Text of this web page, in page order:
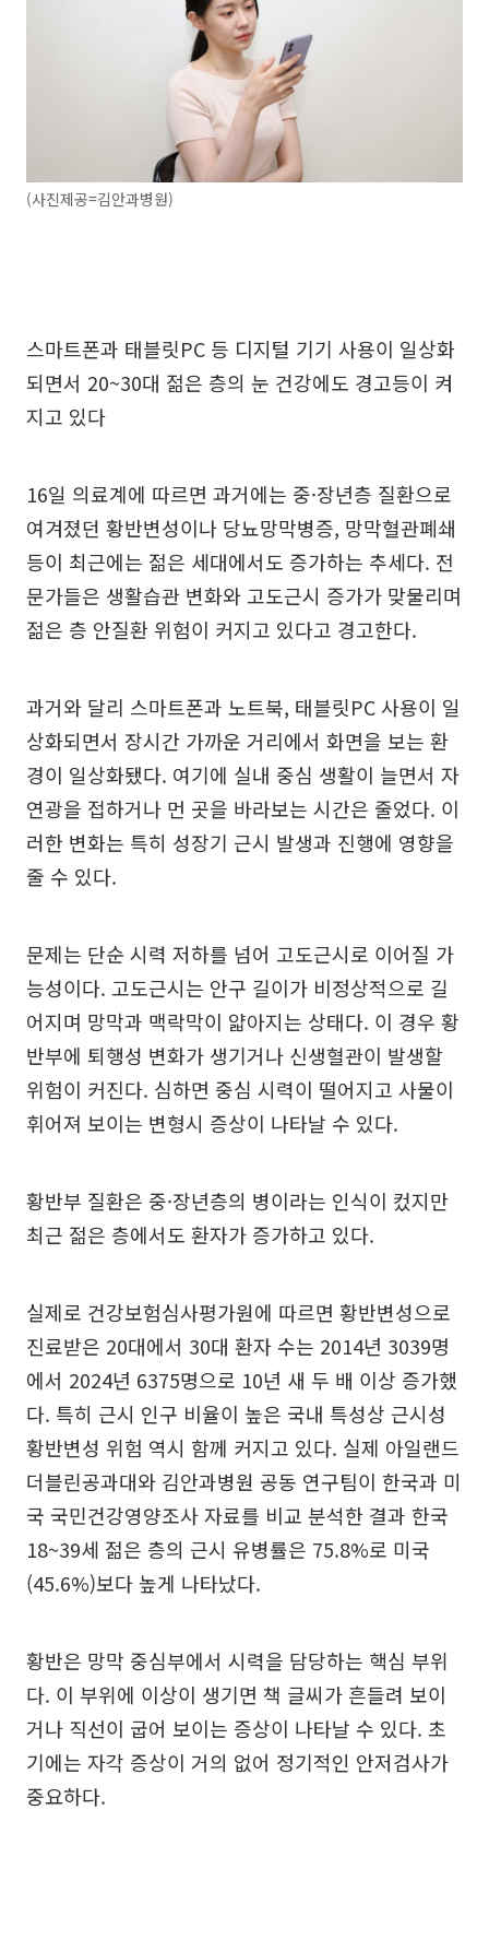
(사진제공=김안과병원)
스마트폰과 태블릿PC 등 디지털 기기 사용이 일상화
되면서 20~30대 젊은 층의 눈 건강에도 경고등이 켜
지고 있다
16일 의료계에 따르면 과거에는 중·장년층 질환으로
여겨졌던 황반변성이나 당뇨망막병증, 망막혈관폐쇄
등이 최근에는 젊은 세대에서도 증가하는 추세다. 전
문가들은 생활습관 변화와 고도근시 증가가 맞물리며
젊은 층 안질환 위험이 커지고 있다고 경고한다.
과거와 달리 스마트폰과 노트북, 태블릿PC 사용이 일
상화되면서 장시간 가까운 거리에서 화면을 보는 환
경이 일상화됐다. 여기에 실내 중심 생활이 늘면서 자
연광을 접하거나 먼 곳을 바라보는 시간은 줄었다. 이
러한 변화는 특히 성장기 근시 발생과 진행에 영향을
줄 수 있다.
문제는 단순 시력 저하를 넘어 고도근시로 이어질 가
능성이다. 고도근시는 안구 길이가 비정상적으로 길
어지며 망막과 맥락막이 얇아지는 상태다. 이 경우 황
반부에 퇴행성 변화가 생기거나 신생혈관이 발생할
위험이 커진다. 심하면 중심 시력이 떨어지고 사물이
휘어져 보이는 변형시 증상이 나타날 수 있다.
황반부 질환은 중·장년층의 병이라는 인식이 컸지만
최근 젊은 층에서도 환자가 증가하고 있다.
실제로 건강보험심사평가원에 따르면 황반변성으로
진료받은 20대에서 30대 환자 수는 2014년 3039명
에서 2024년 6375명으로 10년 새 두 배 이상 증가했
다. 특히 근시 인구 비율이 높은 국내 특성상 근시성
황반변성 위험 역시 함께 커지고 있다. 실제 아일랜드
더블린공과대와 김안과병원 공동 연구팀이 한국과 미
국 국민건강영양조사 자료를 비교 분석한 결과 한국
18~39세 젊은 층의 근시 유병률은 75.8%로 미국
(45.6%)보다 높게 나타났다.
황반은 망막 중심부에서 시력을 담당하는 핵심 부위
다. 이 부위에 이상이 생기면 책 글씨가 흔들려 보이
거나 직선이 굽어 보이는 증상이 나타날 수 있다. 초
기에는 자각 증상이 거의 없어 정기적인 안저검사가
중요하다.